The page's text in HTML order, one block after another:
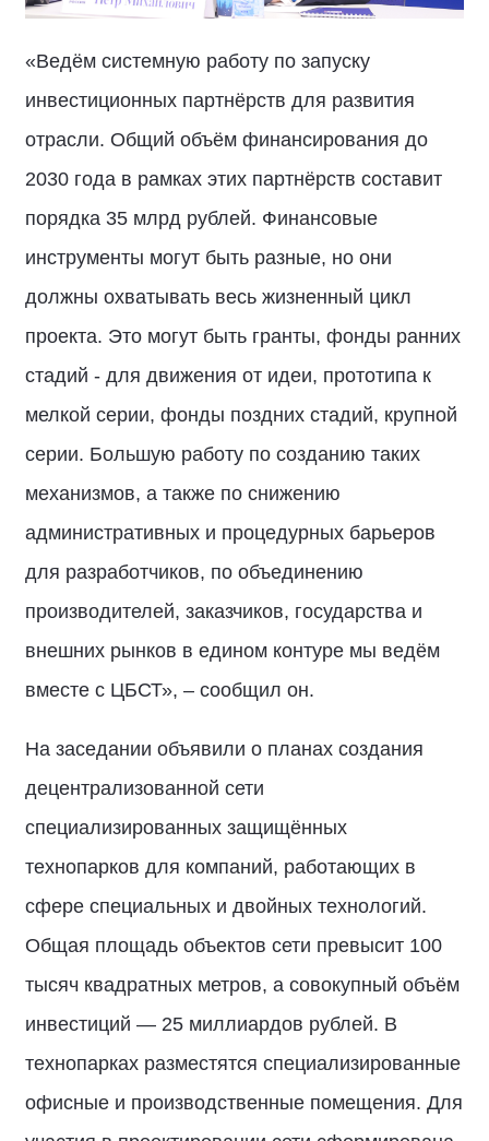
«Ведём системную работу по запуску
инвестиционных партнёрств для развития
отрасли. Общий объём финансирования до
2030 года в рамках этих партнёрств составит
порядка 35 млрд рублей. Финансовые
инструменты могут быть разные, но они
должны охватывать весь жизненный цикл
проекта. Это могут быть гранты, фонды ранних
стадий - для движения от идеи, прототипа к
мелкой серии, фонды поздних стадий, крупной
серии. Большую работу по созданию таких
механизмов, а также по снижению
административных и процедурных барьеров
для разработчиков, по объединению
производителей, заказчиков, государства и
внешних рынков в едином контуре мы ведём
вместе с ЦБСТ», – сообщил он.
На заседании объявили о планах создания
децентрализованной сети
специализированных защищённых
технопарков для компаний, работающих в
сфере специальных и двойных технологий.
Общая площадь объектов сети превысит 100
тысяч квадратных метров, а совокупный объём
инвестиций — 25 миллиардов рублей. В
технопарках разместятся специализированные
офисные и производственные помещения. Для